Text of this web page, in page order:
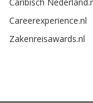
Careerexperience.nl
Zakenreisawards.nl